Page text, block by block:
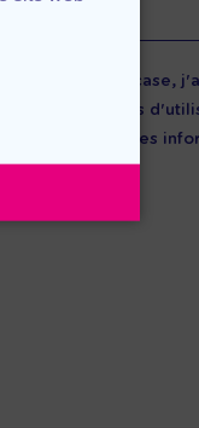
cochant cette case,
générales
l'exactitude des